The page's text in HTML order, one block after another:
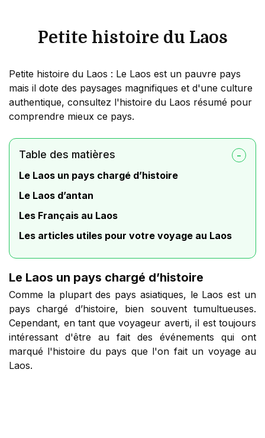
Petite histoire du Laos
Petite histoire du Laos : Le Laos est un pauvre pays
mais il dote des paysages magnifiques et d'une culture
authentique, consultez l'histoire du Laos résumé pour
comprendre mieux ce pays.
Table des matières
Le Laos un pays chargé d’histoire
Le Laos d’antan
Les Français au Laos
Les articles utiles pour votre voyage au Laos
Le Laos un pays chargé d’histoire
Comme la plupart des pays asiatiques, le Laos est un
pays chargé d’histoire, bien souvent tumultueuses.
Cependant, en tant que voyageur averti, il est toujours
intéressant d'être au fait des événements qui ont
marqué l'histoire du pays que l'on fait un voyage au
Laos.